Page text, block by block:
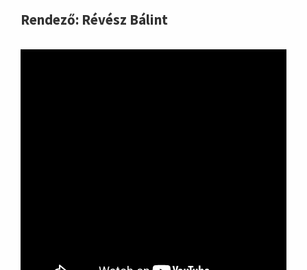
Rendező: Révész Bálint